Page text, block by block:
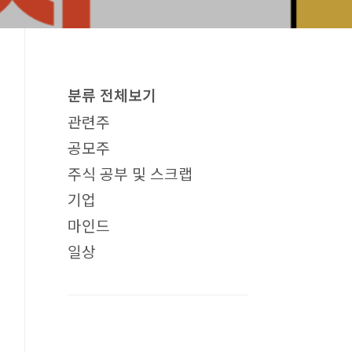
분류 전체보기
관련주
공모주
주식 공부 및 스크랩
기업
마인드
일상